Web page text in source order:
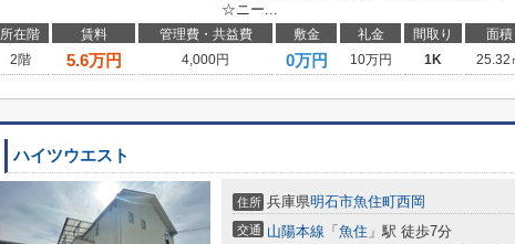
☆ニー...
所在階 賃料 管理費・共益費 敷金 礼金 間取り 面積
2階
5.6万円 4,000円 0万円 10万円 1K 25.32
ハイツウエスト
住所 兵庫県明石市魚住町西岡
交通 山陽本線 「 魚住 」駅 徒歩7分